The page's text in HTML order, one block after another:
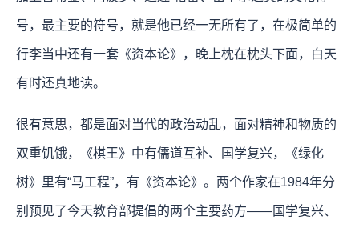
号，最主要的符号，就是他已经一无所有了，在极简单的
行李当中还有一套《资本论》，晚上枕在枕头下面，白天
有时还真地读。
很有意思，都是面对当代的政治动乱，面对精神和物质的
双重饥饿，《棋王》中有儒道互补、国学复兴，《绿化
树》里有“马工程”，有《资本论》。两个作家在1984年分
别预见了今天教育部提倡的两个主要药方——国学复兴、